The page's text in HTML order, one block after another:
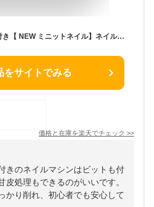
【送料無料】防塵キャップ付き【 NEW ミニットネイル】ネイルマシン ジェルオフ ビット付き 電動 ネイルマシン 角質ケア 甘皮処理 ネイルオフ セルフ用 自宅ネイル ネイルマシーン ネイルケア 角質除去 ネイルマシン コンパクト ジェルネイル
をサイトでみる
価格と在庫を楽天でチェック >>
きのネイルマシンはビットも付
皮処理もできるのがいいです。
かり削れ、初心者でも安心して